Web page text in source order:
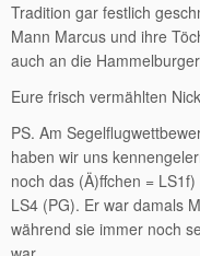
Tradition gar festlich
Mann Marcus und ihre
auch an die
Eure frisch vermählten
PS. Am
haben wir uns
noch das (Ä)ffchen =
LS4 (PG). Er war damals
während sie immer noch